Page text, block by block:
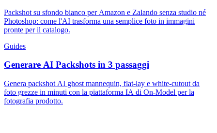
Packshot su sfondo bianco per Amazon e Zalando senza studio né
Photoshop: come l'AI trasforma una semplice foto in immagini
pronte per il catalogo.
Guides
Generare AI Packshots in 3 passaggi
Genera packshot AI ghost mannequin, flat-lay e white-cutout da
foto grezze in minuti con la piattaforma IA di On-Model per la
fotografia prodotto.